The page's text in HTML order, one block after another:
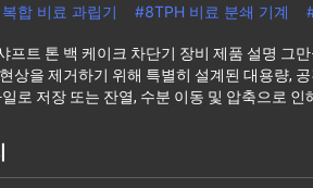
합 비료 과립기 #8TPH 비료 분쇄 기계
프트 톤 백 케이크 차단기 장비 제품 설명 그
상을 제거하기 위해 특별히 설계된 대용량,
로 저장 또는 잔열, 수분 이동 및 압축으로 인